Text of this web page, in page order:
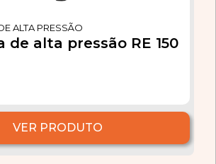
ALTA PRESSÃO
de alta pressão RE 150
VER PRODUTO